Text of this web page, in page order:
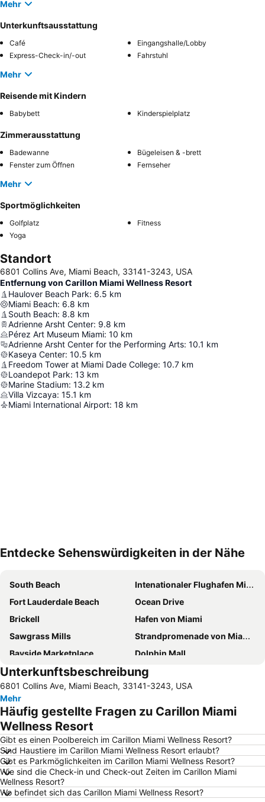
Mehr
Unterkunftsausstattung
Café
Eingangshalle/Lobby
Express-Check-in/-out
Fahrstuhl
Mehr
Reisende mit Kindern
Babybett Kinderspielplatz
Zimmerausstattung
Badewanne
Bügeleisen & -brett
Fenster zum Öffnen
Fernseher
Mehr
Sportmöglichkeiten
Golfplatz
Fitness
Yoga
Standort
6801 Collins Ave, Miami Beach, 33141-3243, USA
Entfernung von Carillon Miami Wellness Resort
Haulover Beach Park: 6.5 km
Miami Beach: 6.8 km
South Beach: 8.8 km
Adrienne Arsht Center: 9.8 km
Pérez Art Museum Miami: 10 km
Adrienne Arsht Center for the Performing Arts: 10.1 km
Kaseya Center: 10.5 km
Freedom Tower at Miami Dade College: 10.7 km
Loandepot Park: 13 km
Marine Stadium: 13.2 km
Villa Vizcaya: 15.1 km
Miami International Airport: 18 km
Entdecke Sehenswürdigkeiten in der Nähe
South Beach
Intenationaler Flughafen Miami
Fort Lauderdale Beach
Ocean Drive
Brickell
Hafen von Miami
Sawgrass Mills
Strandpromenade von Miami Beach
Bayside Marketplace
Dolphin Mall
Port Everglades
Keys Islands
Hard Rock Stadium
Iinternationaler Flughafen Fort Lauderdale - Hollywood
Collins Avenue
Coconut Grove
Lincoln Road
Bal Harbour Shops
Wynwood-Edgewater
Bayside District
Art Deco Distrikt
Miami Beach Besucherzentrum
Hard Rock Cafe Miami
South Pointe Park
Aventura Mall
Unterkunftsbeschreibung
6801 Collins Ave, Miami Beach, 33141-3243, USA
Mehr
Häufig gestellte Fragen zu Carillon Miami
Wellness Resort
Gibt es einen Poolbereich im Carillon Miami Wellness Resort?
Sind Haustiere im Carillon Miami Wellness Resort erlaubt?
Gibt es Parkmöglichkeiten im Carillon Miami Wellness Resort?
Wie sind die Check-in und Check-out Zeiten im Carillon Miami
Wellness Resort?
Wo befindet sich das Carillon Miami Wellness Resort?